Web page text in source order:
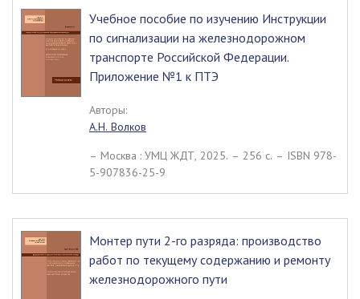
Учебное пособие по изучению Инструкции
по сигнализации на железнодорожном
транспорте Российской Федерации.
Приложение №1 к ПТЭ
Авторы:
А.Н. Волков
– Москва : УМЦ ЖДТ, 2025. – 256 c. – ISBN 978-
5-907836-25-9
Монтер пути 2-го разряда: производство
работ по текущему содержанию и ремонту
железнодорожного пути